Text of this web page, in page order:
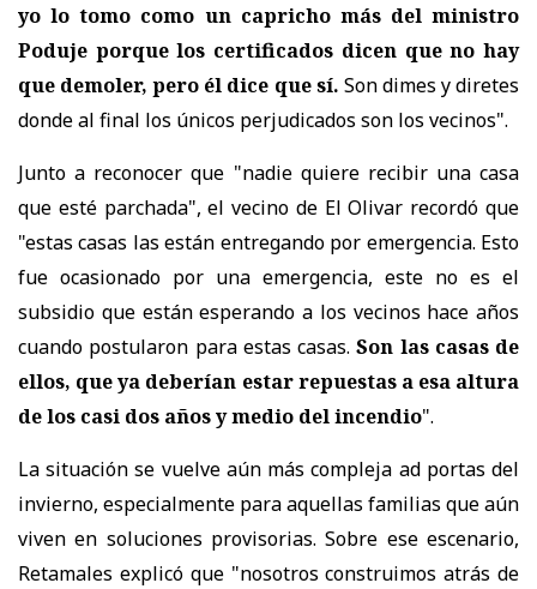
yo lo tomo como un capricho más del ministro
Poduje porque los certificados dicen que no hay
que demoler, pero él dice que sí. Son dimes y diretes
donde al final los únicos perjudicados son los vecinos".
Junto a reconocer que "nadie quiere recibir una casa
que esté parchada", el vecino de El Olivar recordó que
"estas casas las están entregando por emergencia. Esto
fue ocasionado por una emergencia, este no es el
subsidio que están esperando a los vecinos hace años
cuando postularon para estas casas.Son las casas de
ellos, que ya deberían estar repuestas a esa altura
de los casi dos años y medio del incendio".
La situación se vuelve aún más compleja ad portas del
invierno, especialmente para aquellas familias que aún
viven en soluciones provisorias. Sobre ese escenario,
Retamales explicó que "nosotros construimos atrás de